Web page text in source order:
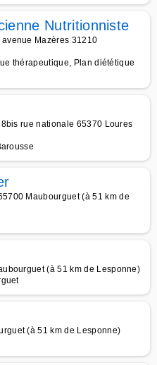
Nutritionniste
Mazères 31210
thérapeutique, Plan diététique
rue nationale 65370 Loures
Maubourguet (à 51 km de
(à 51 km de Lesponne)
(à 51 km de Lesponne)